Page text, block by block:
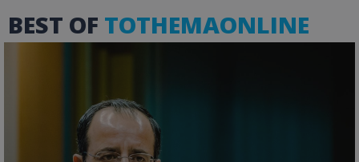
BEST OF TOTHEMAONLINE
ASP.NET_SessionId
Microsoft Corporation